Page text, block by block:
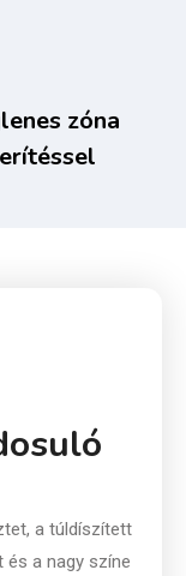
zóna
a túldíszített
a nagy színe